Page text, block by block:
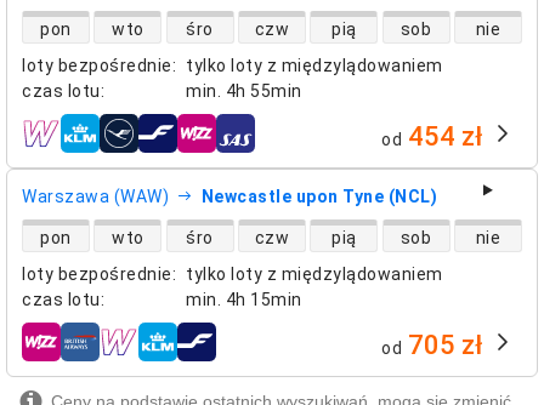
loty bezpośrednie:
tylko loty z międzylądowaniem
czas lotu: min. 4h 55min
dostępność lotów bezpośrednich
pon wto śro czw pią sob nie
linie lotnicze od 454 zł
Warszawa (WAW) Newcastle upon Tyne (NCL)
loty bezpośrednie:
tylko loty z międzylądowaniem
czas lotu: min. 4h 15min
dostępność lotów bezpośrednich
pon wto śro czw pią sob nie
linie lotnicze od 705 zł